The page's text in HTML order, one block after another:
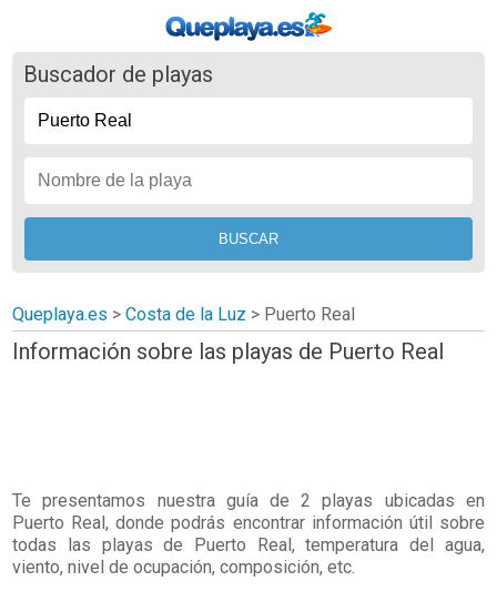
Buscador de playas
Queplaya.es >Costa de la Luz > Puerto Real
Información sobre las playas de Puerto Real
Te presentamos nuestra guía de 2 playas ubicadas en
Puerto Real, donde podrás encontrar información útil sobre
todas las playas de Puerto Real, temperatura del agua,
viento, nivel de ocupación, composición, etc.